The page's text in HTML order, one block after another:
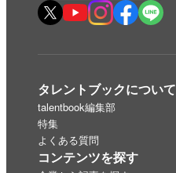
タレントブックについて
talentbook編集部
特集
よくある質問
コンテンツを探す